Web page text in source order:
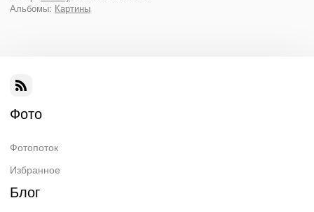
Альбомы: Картины
Фото
Фотопоток
Избранное
Блог